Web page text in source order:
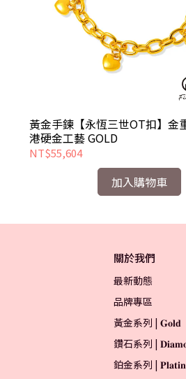
黃金手鍊【永恆三世OT扣】金
港硬金工藝 GOLD
NT$55,604
加入購物車
關於我們
最新動態
品牌專區
黃金系列 | 𝐆𝐨𝐥𝐝
鑽石系列 |
鉑金系列 |